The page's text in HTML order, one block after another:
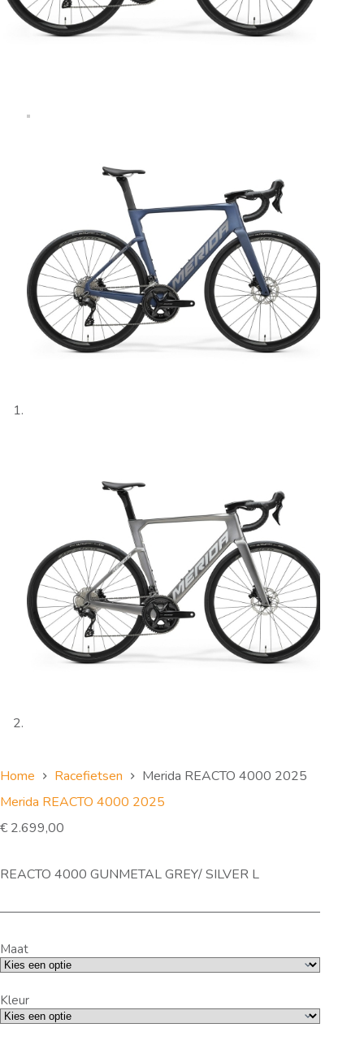
Home Racefietsen
Merida REACTO 4000 2025
Merida REACTO 4000 2025
€ 2.699,00
REACTO 4000 GUNMETAL GREY/ SILVER L
Maat
Kleur